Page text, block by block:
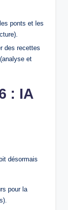
ponts et les
des recettes
et
: IA
désormais
pour la